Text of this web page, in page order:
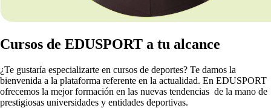
Cursos de EDUSPORT a tu alcance
¿Te gustaría especializarte en cursos de deportes? Te damos la
bienvenida a la plataforma referente en la actualidad. En EDUSPORT
ofrecemos la mejor formación en las nuevas tendencias de la mano de
prestigiosas universidades y entidades deportivas.